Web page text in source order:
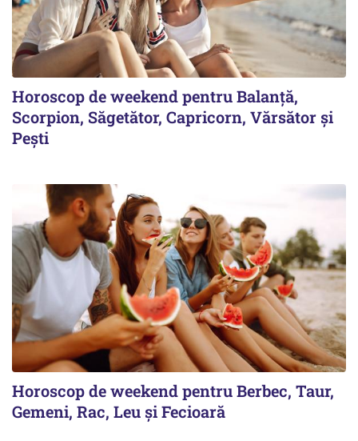
Horoscop de weekend pentru Balanță,
Scorpion, Săgetător, Capricorn, Vărsător și
Pești
Horoscop de weekend pentru Berbec, Taur,
Gemeni, Rac, Leu și Fecioară